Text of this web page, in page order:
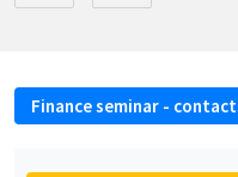
Finance seminar -